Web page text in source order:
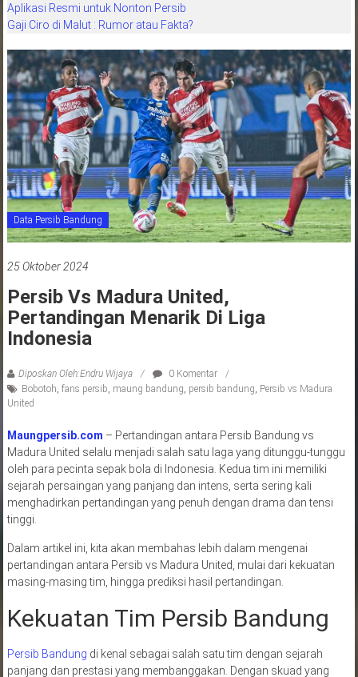
sepakbola
bandung
jawa
barat
indonesia
Aplikasi Resmi untuk Nonton Persib
Gaji Ciro di Malut : Rumor atau Fakta?
Data Persib Bandung
25 Oktober 2024
Persib Vs Madura United,
Pertandingan Menarik Di Liga
Indonesia
Diposkan Oleh:Endru Wijaya
0 Komentar
Bobotoh fans persib maung bandung persib bandung Persib vs Madura
United
Maungpersib.com – Pertandingan antara Persib Bandung vs
Madura United selalu menjadi salah satu laga yang ditunggu-tunggu
oleh para pecinta sepak bola di Indonesia. Kedua tim ini memiliki
sejarah persaingan yang panjang dan intens, serta sering kali
menghadirkan pertandingan yang penuh dengan drama dan tensi
tinggi.
Dalam artikel ini, kita akan membahas lebih dalam mengenai
pertandingan antara Persib vs Madura United, mulai dari kekuatan
masing-masing tim, hingga prediksi hasil pertandingan.
Kekuatan Tim Persib Bandung
Persib Bandung di kenal sebagai salah satu tim dengan sejarah
panjang dan prestasi yang membanggakan. Dengan skuad yang